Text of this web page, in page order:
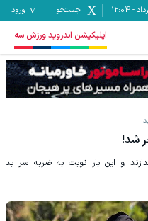
-
12:04 جستجو ورود
اپلیکیشن اندروید ورزش سه
شد!
و این بار نوبت به ضربه سر بد